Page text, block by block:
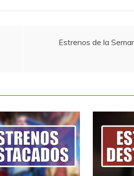
Estrenos de la